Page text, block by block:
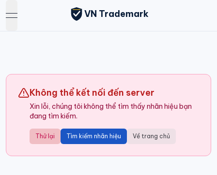
open navigation menu
VN Trademark
Không thể kết nối đến server
Xin lỗi, chúng tôi không thể tìm thấy nhãn hiệu bạn
đang tìm kiếm.
Thử lại Tìm kiếm nhãn hiệu Về trang chủ